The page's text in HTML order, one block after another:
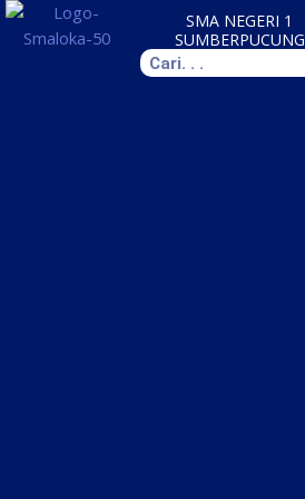
Skip
SMA NEGERI 1
SUMBERPUCUNG
Search